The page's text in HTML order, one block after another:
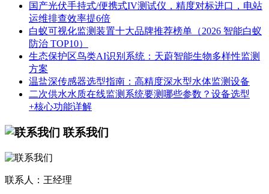
国产光伏手持式/便携式IV测试仪，精度对标进口，电站
运维排查效率提6倍
白蚁可视化监测装置十大品牌推荐榜单（2026 智能白蚁
防治 TOP10）
生态保护区鸟类AI识别系统：天蔚智能生物多样性监测
方案
温盐深传感器选型指南：高精度深水型水体监测设备
二次供水水质在线监测系统要测哪些参数？设备选型
+核心功能详解
联系我们
联系人：王经理